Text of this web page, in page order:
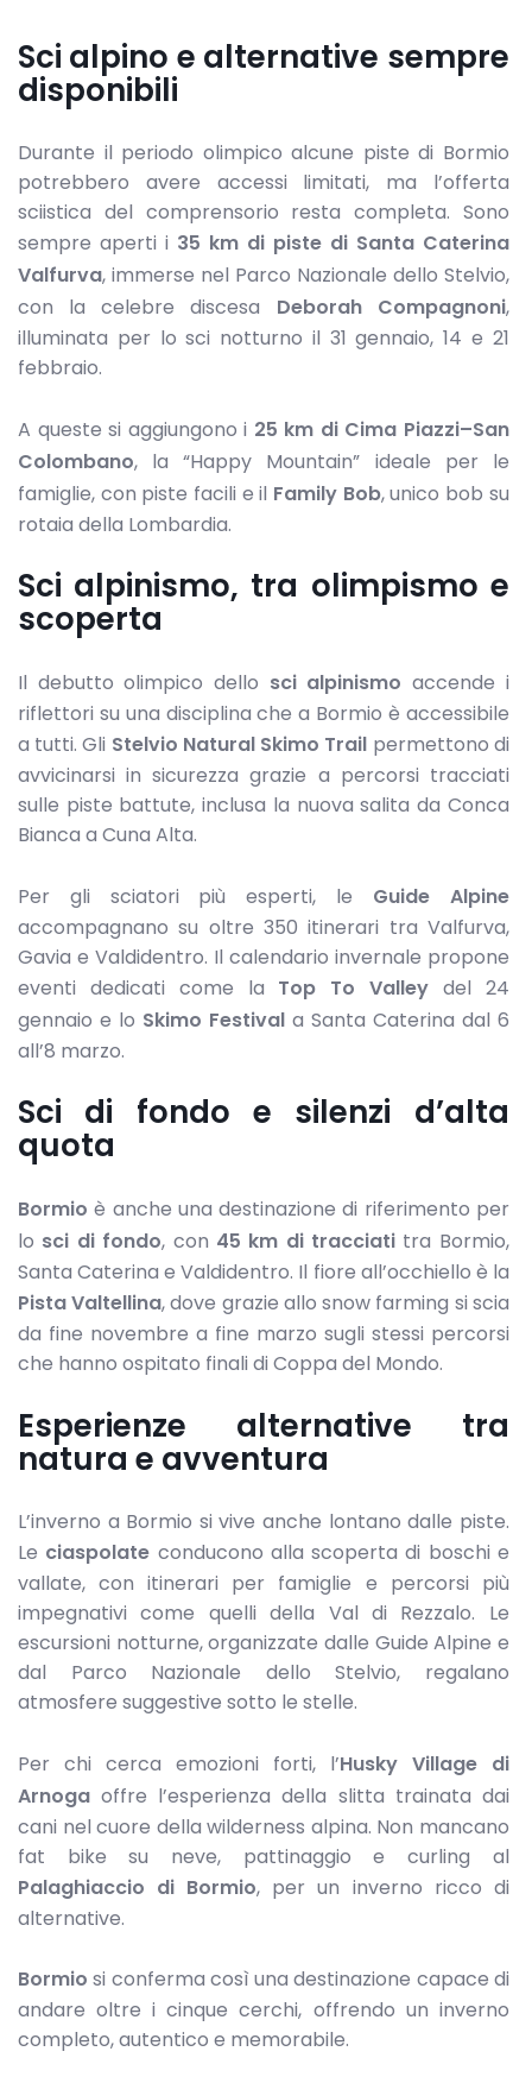
Sci alpino e alternative sempre
disponibili
Durante il periodo olimpico alcune piste di Bormio
potrebbero avere accessi limitati, ma l’offerta
sciistica del comprensorio resta completa. Sono
sempre aperti i 35 km di piste di Santa Caterina
Valfurva, immerse nel Parco Nazionale dello Stelvio,
con la celebre discesa Deborah Compagnoni,
illuminata per lo sci notturno il 31 gennaio, 14 e 21
febbraio.
A queste si aggiungono i 25 km di Cima Piazzi–San
Colombano, la “Happy Mountain” ideale per le
famiglie, con piste facili e il Family Bob, unico bob su
rotaia della Lombardia.
Sci alpinismo, tra olimpismo e
scoperta
Il debutto olimpico dello sci alpinismo accende i
riflettori su una disciplina che a Bormio è accessibile
a tutti. Gli Stelvio Natural Skimo Trail permettono di
avvicinarsi in sicurezza grazie a percorsi tracciati
sulle piste battute, inclusa la nuova salita da Conca
Bianca a Cuna Alta.
Per gli sciatori più esperti, le Guide Alpine
accompagnano su oltre 350 itinerari tra Valfurva,
Gavia e Valdidentro. Il calendario invernale propone
eventi dedicati come la Top To Valley del 24
gennaio e lo Skimo Festivala Santa Caterina dal 6
all’8 marzo.
Sci di fondo e silenzi d’alta
quota
Bormio è anche una destinazione di riferimento per
lo sci di fondo, con 45 km di tracciati tra Bormio,
Santa Caterina e Valdidentro. Il fiore all’occhiello è la
Pista Valtellina, dove grazie allo snow farming si scia
da fine novembre a fine marzo sugli stessi percorsi
che hanno ospitato finali di Coppa del Mondo.
Esperienze alternative tra
natura e avventura
L’inverno a Bormio si vive anche lontano dalle piste.
Le ciaspolate conducono alla scoperta di boschi e
vallate, con itinerari per famiglie e percorsi più
impegnativi come quelli della Val di Rezzalo. Le
escursioni notturne, organizzate dalle Guide Alpine e
dal Parco Nazionale dello Stelvio, regalano
atmosfere suggestive sotto le stelle.
Per chi cerca emozioni forti, l’Husky Village di
Arnoga offre l’esperienza della slitta trainata dai
cani nel cuore della wilderness alpina. Non mancano
fat bike su neve, pattinaggio e curling al
Palaghiaccio di Bormio, per un inverno ricco di
alternative.
Bormio si conferma così una destinazione capace di
andare oltre i cinque cerchi, offrendo un inverno
completo, autentico e memorabile.